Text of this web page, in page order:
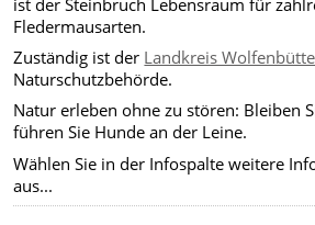
Fledermausarten.
Zuständig ist der Landkreis
Naturschutzbehörde.
Natur erleben ohne zu stören: Bleiben
führen Sie Hunde an der Leine.
Wählen Sie in der Infospalte weitere
aus...